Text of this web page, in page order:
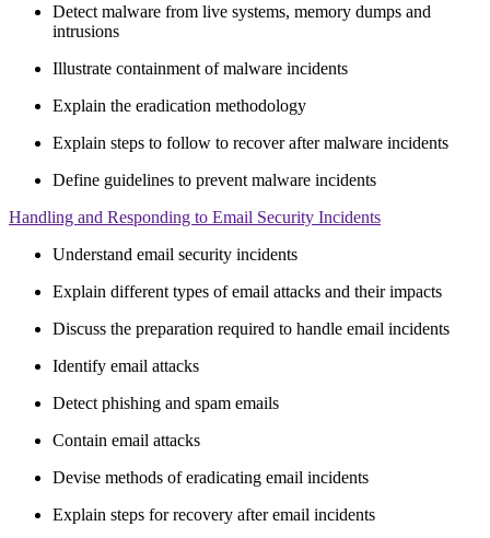
Detect malware from live systems, memory dumps and
intrusions
Illustrate containment of malware incidents
Explain the eradication methodology
Explain steps to follow to recover after malware incidents
Define guidelines to prevent malware incidents
Handling and Responding to Email Security Incidents
Understand email security incidents
Explain different types of email attacks and their impacts
Discuss the preparation required to handle email incidents
Identify email attacks
Detect phishing and spam emails
Contain email attacks
Devise methods of eradicating email incidents
Explain steps for recovery after email incidents